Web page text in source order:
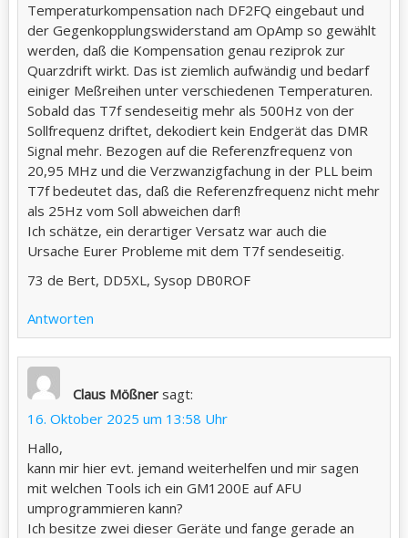
Temperaturkompensation nach DF2FQ eingebaut und
der Gegenkopplungswiderstand am OpAmp so gewählt
werden, daß die Kompensation genau reziprok zur
Quarzdrift wirkt. Das ist ziemlich aufwändig und bedarf
einiger Meßreihen unter verschiedenen Temperaturen.
Sobald das T7f sendeseitig mehr als 500Hz von der
Sollfrequenz driftet, dekodiert kein Endgerät das DMR
Signal mehr. Bezogen auf die Referenzfrequenz von
20,95 MHz und die Verzwanzigfachung in der PLL beim
T7f bedeutet das, daß die Referenzfrequenz nicht mehr
als 25Hz vom Soll abweichen darf!
Ich schätze, ein derartiger Versatz war auch die
Ursache Eurer Probleme mit dem T7f sendeseitig.
73 de Bert, DD5XL, Sysop DB0ROF
Antworten
Claus Mößner sagt:
16. Oktober 2025 um 13:58 Uhr
Hallo,
kann mir hier evt. jemand weiterhelfen und mir sagen
mit welchen Tools ich ein GM1200E auf AFU
umprogrammieren kann?
Ich besitze zwei dieser Geräte und fange gerade an